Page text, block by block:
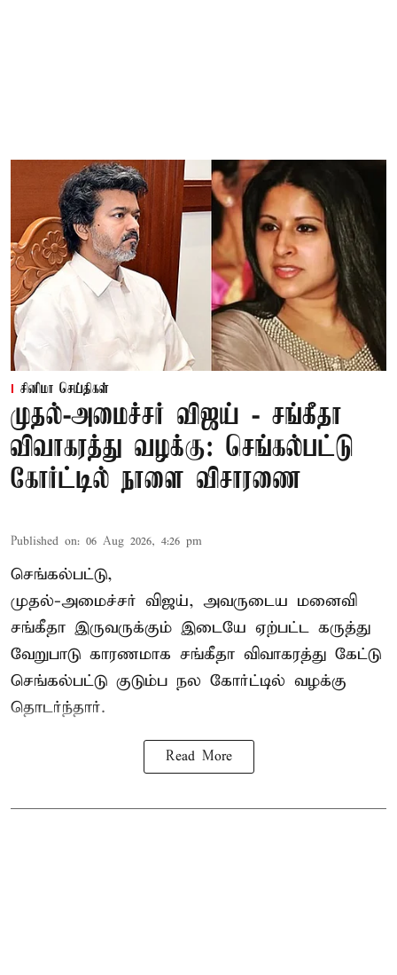
சினிமா செய்திகள்
முதல்-அமைச்சர் விஜய் - சங்கீதா
விவாகரத்து வழக்கு: செங்கல்பட்டு
கோர்ட்டில் நாளை விசாரணை
Published on: 06 Aug 2026, 4:26 pm
செங்கல்பட்டு,
முதல்-அமைச்சர் விஜய், அவருடைய மனைவி
சங்கீதா இருவருக்கும் இடையே ஏற்பட்ட கருத்து
வேறுபாடு காரணமாக சங்கீதா விவாகரத்து கேட்டு
செங்கல்பட்டு குடும்ப நல கோர்ட்டில் வழக்கு
தொடர்ந்தார்.
Read More